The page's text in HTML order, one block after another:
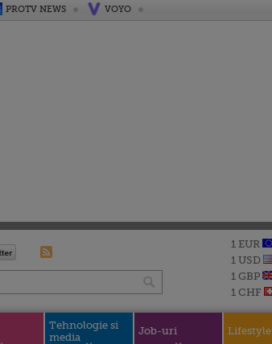
PROTV NEWS VOYO
1 EUR
1 USD
1 GBP
1 CHF
Tehnologie si
media
Job-uri Lifestyle